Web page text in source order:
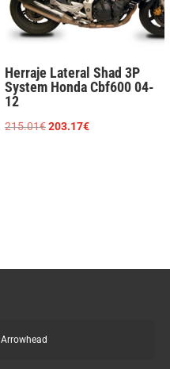
Herraje Lateral Shad 3P
System Honda Cbf600 04-
12
215.01€El
203.17€El
Arrowhead